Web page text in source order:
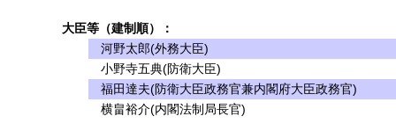
大臣等（建制順）：
河野太郎(外務大臣)
小野寺五典(防衛大臣)
福田達夫(防衛大臣政務官兼内閣府大臣政務官)
横畠裕介(内閣法制局長官)